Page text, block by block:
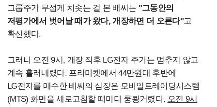
그룹주가 무섭게 치솟는 걸 본 배씨는 "그동안의
저평가에서 벗어날 때가 왔다, 개장하면 더 오른다"고
확신했다.
그러나 오전 9시, 개장 직후 LG전자 주가는 멈추지 않고
계속 흘러내렸다. 프리마켓에서 44만원대 후반에
LG전자를 매수한 배씨의 심장은 모바일트레이딩시스템
(MTS) 화면을 새로고침할 때마다 쿵쾅거렸다. 오전 9시